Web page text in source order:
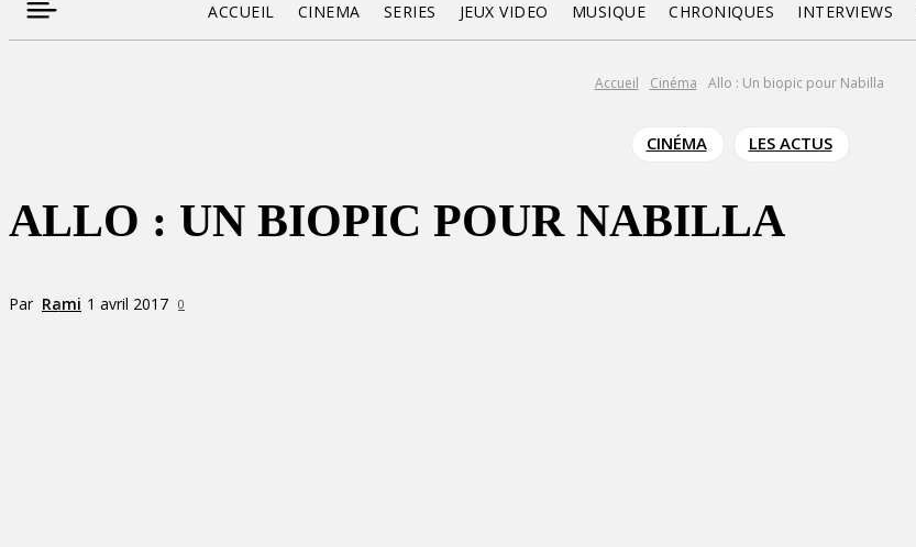
ACCUEIL CINEMA SERIES JEUX VIDEO MUSIQUE CHRONIQUES INTERVIEWS
Accueil Cinéma Allo : Un biopic pour Nabilla
CINÉMA LES ACTUS
ALLO : UN BIOPIC POUR NABILLA
Par Rami 1 avril 2017 0